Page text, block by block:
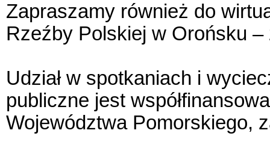
Zapraszamy również do
Rzeźby Polskiej w Orońsku
Udział w spotkaniach i
publiczne jest
Województwa Pomorskiego,